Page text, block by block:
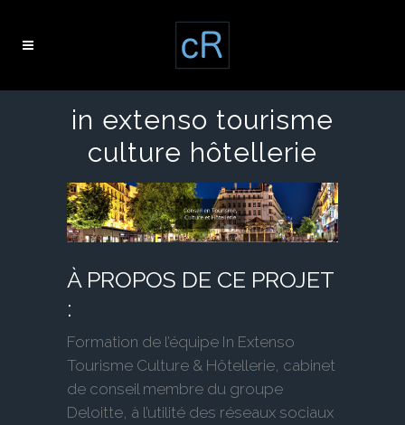
in extenso tourisme
culture hôtellerie
À PROPOS DE CE PROJET
:
Formation de l’équipe In Extenso
Tourisme Culture & Hôtellerie, cabinet
de conseil membre du groupe
Deloitte, à l’utilité des réseaux sociaux